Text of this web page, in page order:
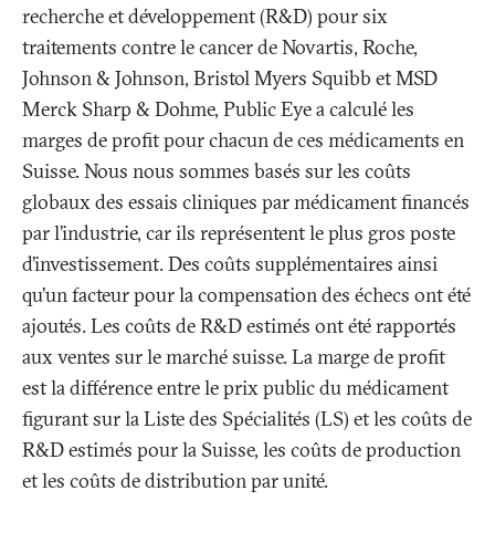
recherche et développement (R&D) pour six
traitements contre le cancer de Novartis, Roche,
Johnson & Johnson, Bristol Myers Squibb et MSD
Merck Sharp & Dohme, Public Eye a calculé les
marges de profit pour chacun de ces médicaments en
Suisse. Nous nous sommes basés sur les coûts
globaux des essais cliniques par médicament financés
par l’industrie, car ils représentent le plus gros poste
d’investissement. Des coûts supplémentaires ainsi
qu’un facteur pour la compensation des échecs ont été
ajoutés. Les coûts de R&D estimés ont été rapportés
aux ventes sur le marché suisse. La marge de profit
est la différence entre le prix public du médicament
figurant sur la Liste des Spécialités (LS) et les coûts de
R&D estimés pour la Suisse, les coûts de production
et les coûts de distribution par unité.